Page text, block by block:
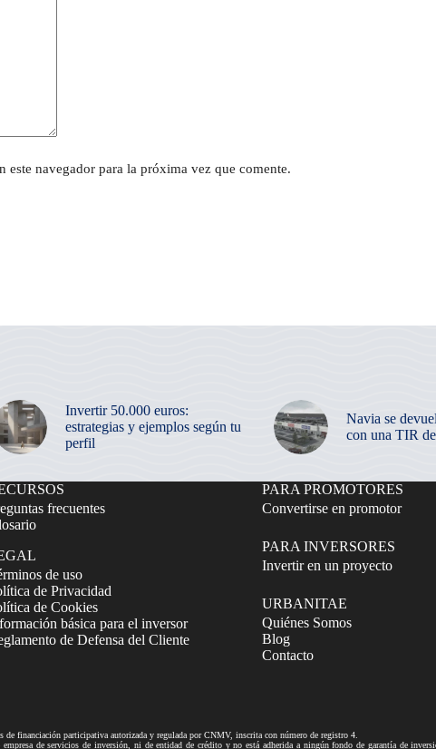
navegador para la próxima vez que comente.
Invertir 50.000 euros:
estrategias y ejemplos según tu
perfil
Navia se
con una TIR
frecuentes
de uso
de Privacidad
de Cookies
básica para el inversor
de Defensa del Cliente
PARA PROMOTORES
Convertirse en promotor
PARA INVERSORES
Invertir en un proyecto
URBANITAE
Quiénes Somos
Blog
Contacto
financiación participativa autorizada y regulada por CNMV, inscrita con número de registro 4.
de servicios de inversión, ni de entidad de crédito y no está adherida a ningún fondo de garantía de